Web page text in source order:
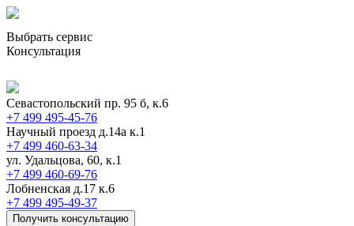
Выбрать сервис
Консультация
Севастопольский пр. 95 б, к.6
+7 499 495-45-76
Научный проезд д.14а к.1
+7 499 460-63-34
ул. Удальцова, 60, к.1
+7 499 460-69-76
Лобненская д.17 к.6
+7 499 495-49-37
Получить консультацию